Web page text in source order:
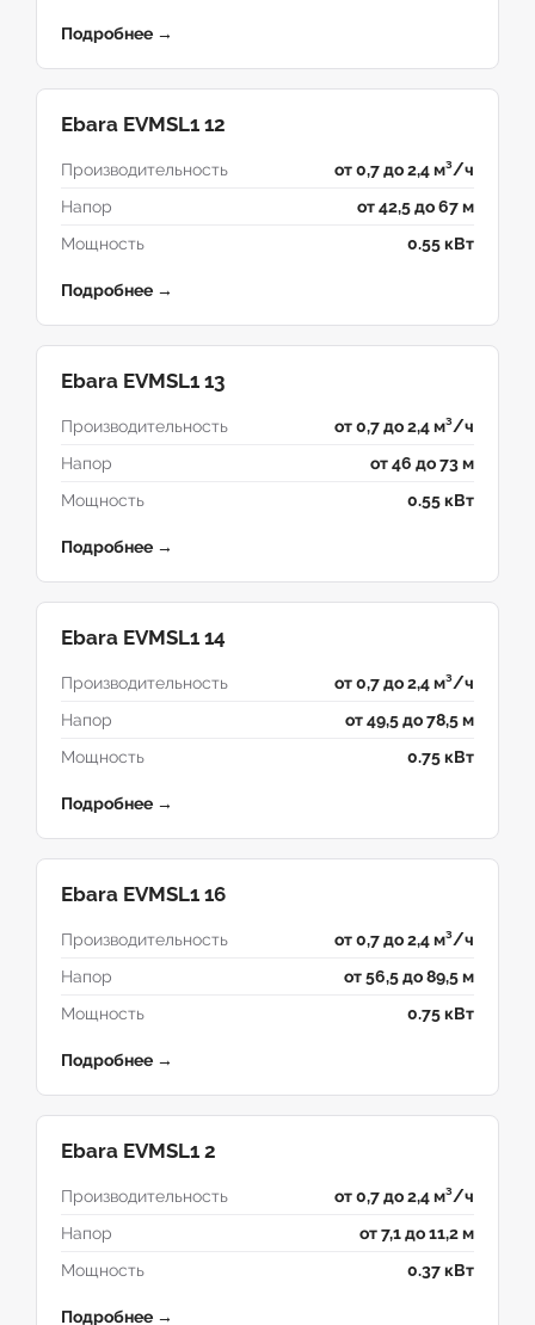
Подробнее →
Ebara EVMSL1 12
Производительность
от 0,7 до 2,4 м³/ч
Напор
от 42,5 до 67 м
Мощность
0.55 кВт
Подробнее →
Ebara EVMSL1 13
Производительность
от 0,7 до 2,4 м³/ч
Напор
от 46 до 73 м
Мощность
0.55 кВт
Подробнее →
Ebara EVMSL1 14
Производительность
от 0,7 до 2,4 м³/ч
Напор
от 49,5 до 78,5 м
Мощность
0.75 кВт
Подробнее →
Ebara EVMSL1 16
Производительность
от 0,7 до 2,4 м³/ч
Напор
от 56,5 до 89,5 м
Мощность
0.75 кВт
Подробнее →
Ebara EVMSL1 2
Производительность
от 0,7 до 2,4 м³/ч
Напор
от 7,1 до 11,2 м
Мощность
0.37 кВт
Подробнее →